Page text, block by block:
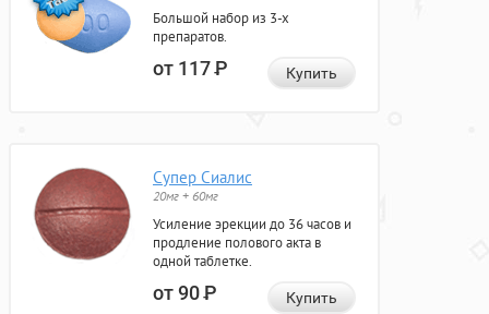
Большой набор из 3-х
препаратов.
от 117Р Купить
Супер Сиалис
20мг + 60мг
Усиление эрекции до 36 часов и
продление полового акта в
одной таблетке.
от 90Р Купить